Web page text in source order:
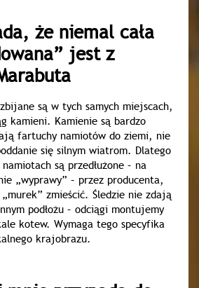
że niemal cała
jest z
są w tych samych miejscach,
kamieni. Kamienie są bardzo
fartuchy namiotów do ziemi, nie
się silnym wiatrom. Dlatego
są przedłużone – na
„wyprawy” – przez producenta,
„murek” zmieścić. Śledzie nie zdają
podłożu – odciągi montujemy
kotew. Wymaga tego specyfika
krajobrazu.